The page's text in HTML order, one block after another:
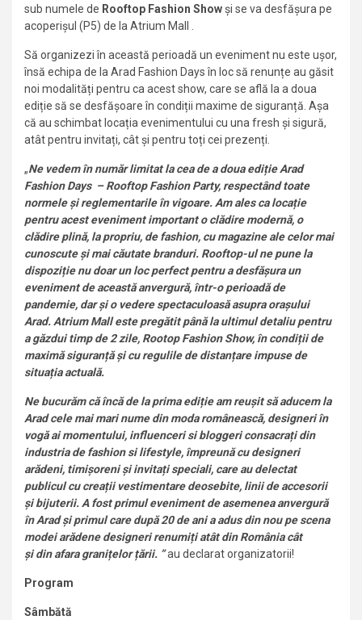
sub numele de Rooftop Fashion Showși se va desfășura pe
acoperișul (P5) de la Atrium Mall .
Să organizezi în această perioadă un eveniment nu este ușor,
însă echipa de la Arad Fashion Days în loc să renunțe au găsit
noi modalități pentru ca acest show, care se află la a doua
ediție să se desfășoare în condiții maxime de siguranță. Așa
că au schimbat locația evenimentului cu una fresh și sigură,
atât pentru invitați, cât și pentru toți cei prezenți.
„Ne vedem în număr limitat la cea de a doua ediție Arad
Fashion Days – Rooftop Fashion Party, respectând toate
normele și reglementarile în vigoare. Am ales ca locație
pentru acest eveniment important o clădire modernă, o
clădire plină, la propriu, de fashion, cu magazine ale celor mai
cunoscute și mai căutate branduri. Rooftop-ul ne pune la
dispoziție nu doar un loc perfect pentru a desfășura un
eveniment de această anvergură, într-o perioadă de
pandemie, dar și o vedere spectaculoasă asupra orașului
Arad. Atrium Mall este pregătit până la ultimul detaliu pentru
a găzdui timp de 2 zile, Rootop Fashion Show, în condiții de
maximă siguranță și cu regulile de distanțare impuse de
situația actuală.
Ne bucurăm că încă de la prima ediție am reușit să aducem la
Arad cele mai mari nume din moda românească, designeri în
vogă ai momentului, influenceri si bloggeri consacrați din
industria de fashion si lifestyle, împreună cu designeri
arădeni, timișoreni și invitați speciali, care au delectat
publicul cu creații vestimentare deosebite, linii de accesorii
și bijuterii. A fost primul eveniment de asemenea anvergură
în Arad și primul care după 20 de ani a adus din nou pe scena
modei arădene designeri renumiți atât din România cât
și din afara granițelor țării. ”au declarat organizatorii!
Program
Sâmbătă